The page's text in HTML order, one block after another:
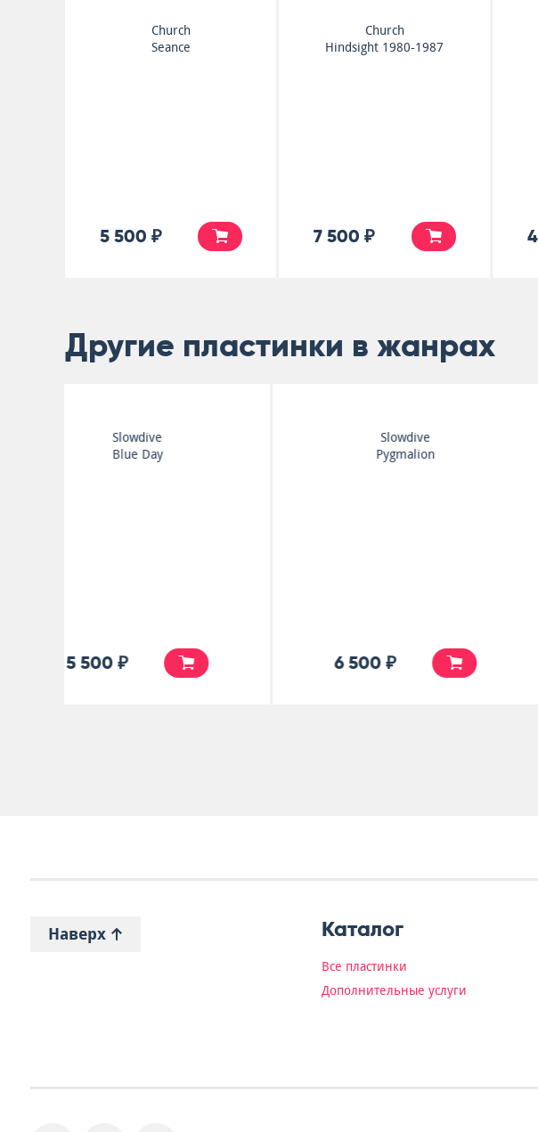
Church
Seance
5 500 ₽
Church
Hindsight 1980-1987
7 500 ₽
Другие пластинки в жанрах
5 000 ₽
The Clearing
5 500 ₽
Наверх Каталог
Все пластинки
Дополнительные услуги